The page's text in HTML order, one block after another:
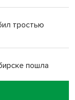
тростью
пошла